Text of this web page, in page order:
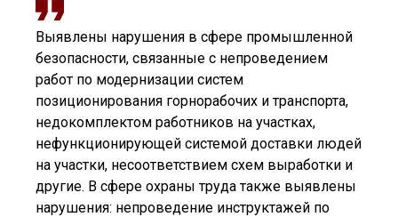
Выявлены нарушения в сфере промышленной
безопасности, связанные с непроведением
работ по модернизации систем
позиционирования горнорабочих и транспорта,
недокомплектом работников на участках,
нефункционирующей системой доставки людей
на участки, несоответствием схем выработки и
другие. В сфере охраны труда также выявлены
нарушения: непроведение инструктажей по